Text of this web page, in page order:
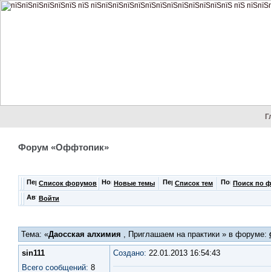
Форум «Оффтопик»
Список форумов Новые темы Список тем Поиск по
Войти
Тема: «Даосская алхимия , Приглашаем на практики » в форуме:
sin111
Всего сообщений: 8
Создано: 22.01.2013 16:54:43